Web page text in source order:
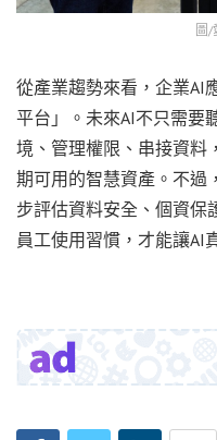
圖/
從產業趨勢來看，企業AI
平台」。未來AI不只需要
境、管理權限、串接資料
期可用的智慧資產。不過
步評估資料安全、個資保
員工使用習慣，才能讓AI